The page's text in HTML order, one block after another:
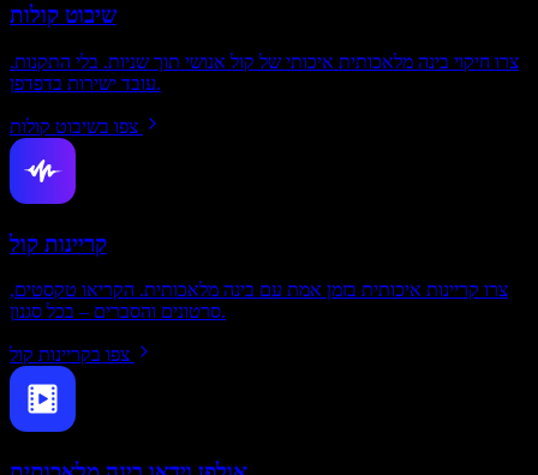
שיבוט קולות
צרו חיקוי בינה מלאכותית איכותי של קול אנושי תוך שניות. בלי התקנות.
עובד ישירות בדפדפן.
צפו בשיבוט קולות
קריינות קול
צרו קריינות איכותית בזמן אמת עם בינה מלאכותית. הקריאו טקסטים,
סרטונים והסברים – בכל סגנון.
צפו בקריינות קול